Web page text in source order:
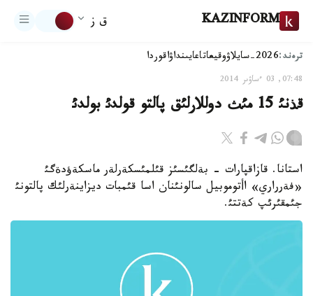
KAZINFORM ق ز
ترەند:2026-سايلاۋ وقيعاتاعايىنداۋاقوردا
07:48, 03 ءساۋىر 2014
قذنئ 15 مئث دوللارلئق پالتو قولدئ بولدئ
استانا. قازاقپارات - بةلگئسئز قئلمئسكةرلةر ماسكةؤدةگئ
«فةرراري» اأتوموبيل سالونئنان اسا قئمبات ديزاينةرلئك پالتونئ
جئمقئرئپ كةتتئ.